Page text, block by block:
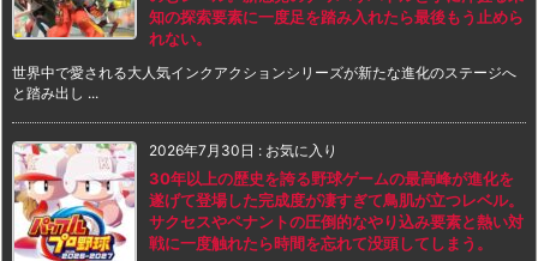
知の探索要素に一度足を踏み入れたら最後もう止めら
れない。
世界中で愛される大人気インクアクションシリーズが新たな進化のステージへ
と踏み出し ...
2026年7月30日 : お気に入り
30年以上の歴史を誇る野球ゲームの最高峰が進化を
遂げて登場した完成度が凄すぎて鳥肌が立つレベル。
サクセスやペナントの圧倒的なやり込み要素と熱い対
戦に一度触れたら時間を忘れて没頭してしまう。